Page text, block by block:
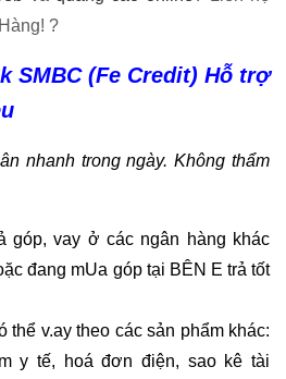
?
SMBC (Fe Credit) Hỗ trợ
nhanh trong ngày. Không thẩm
góp, vay ở các ngân hàng khác
đang mUa góp tại BÊN E trả tốt
thể v.ay theo các sản phẩm khác:
y tế, hoá đơn điện, sao kê tài